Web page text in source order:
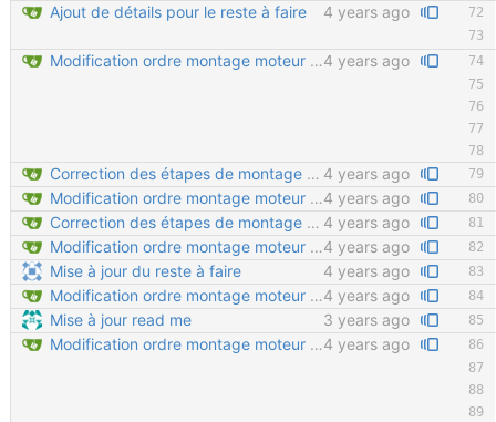
Ajout de détails pour le reste à faire
4 years ago
Modification ordre montage moteur Ajout détail montage moteur Velcro sur tendeur de chaine en important4 years ago
Correction des étapes de montage 7 à 11 4 years ago
Modification ordre montage moteur Ajout détail montage moteur Velcro sur tendeur de chaine en important4 years ago
Correction des étapes de montage 7 à 11 4 years ago
Modification ordre montage moteur Ajout détail montage moteur Velcro sur tendeur de chaine en important4 years ago
Mise à jour du reste à faire
4 years ago
Modification ordre montage moteur Ajout détail montage moteur Velcro sur tendeur de chaine en important4 years ago
Mise à jour read me
3 years ago
Modification ordre montage moteur Ajout détail montage moteur Velcro sur tendeur de chaine en important4 years ago